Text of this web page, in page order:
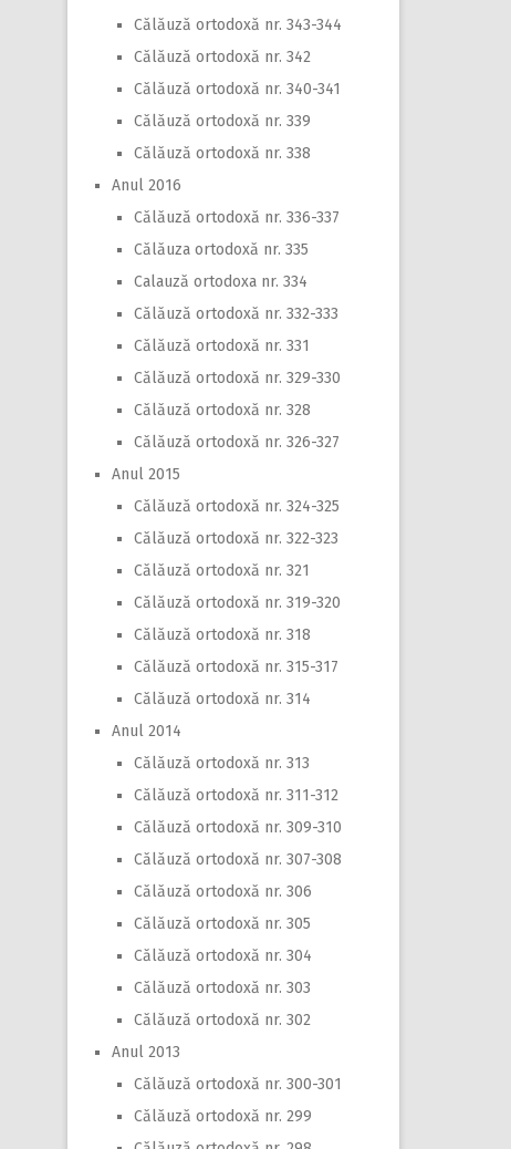
Călăuză ortodoxă nr. 343-344
Călăuză ortodoxă nr. 342
Călăuză ortodoxă nr. 340-341
Călăuză ortodoxă nr. 339
Călăuză ortodoxă nr. 338
Anul 2016
Călăuză ortodoxă nr. 336-337
Călăuza ortodoxă nr. 335
Calauză ortodoxa nr. 334
Călăuză ortodoxă nr. 332-333
Călăuză ortodoxă nr. 331
Călăuză ortodoxă nr. 329-330
Călăuză ortodoxă nr. 328
Călăuză ortodoxă nr. 326-327
Anul 2015
Călăuză ortodoxă nr. 324-325
Călăuză ortodoxă nr. 322-323
Călăuză ortodoxă nr. 321
Călăuză ortodoxă nr. 319-320
Călăuză ortodoxă nr. 318
Călăuză ortodoxă nr. 315-317
Călăuză ortodoxă nr. 314
Anul 2014
Călăuză ortodoxă nr. 313
Călăuză ortodoxă nr. 311-312
Călăuză ortodoxă nr. 309-310
Călăuză ortodoxă nr. 307-308
Călăuză ortodoxă nr. 306
Călăuză ortodoxă nr. 305
Călăuză ortodoxă nr. 304
Călăuză ortodoxă nr. 303
Călăuză ortodoxă nr. 302
Anul 2013
Călăuză ortodoxă nr. 300-301
Călăuză ortodoxă nr. 299